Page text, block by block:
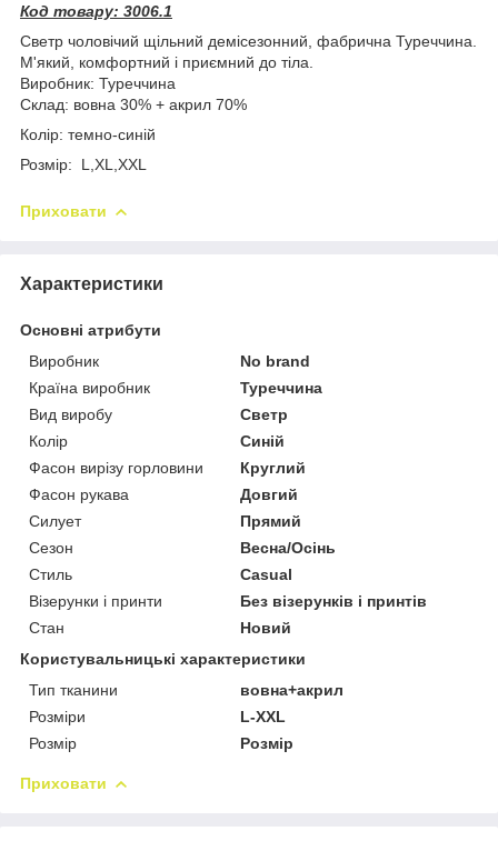
Код товару: 3006.1
Светр чоловічий щільний демісезонний, фабрична Туреччина.
М'який, комфортний і приємний до тіла.
Виробник: Туреччина
Склад: вовна 30% + акрил 70%
Колір: темно-синій
Розмір: L,XL,XXL
Приховати
Характеристики
Основні атрибути
Виробник
No brand
Країна виробник
Туреччина
Вид виробу
Светр
Колір
Синій
Фасон вирізу горловини
Круглий
Фасон рукава
Довгий
Силует
Прямий
Сезон
Весна/Осінь
Стиль
Casual
Візерунки і принти
Без візерунків і принтів
Стан
Новий
Користувальницькі характеристики
Тип тканини
вовна+акрил
Розміри
L-ХХL
Розмір
Розмір
Приховати